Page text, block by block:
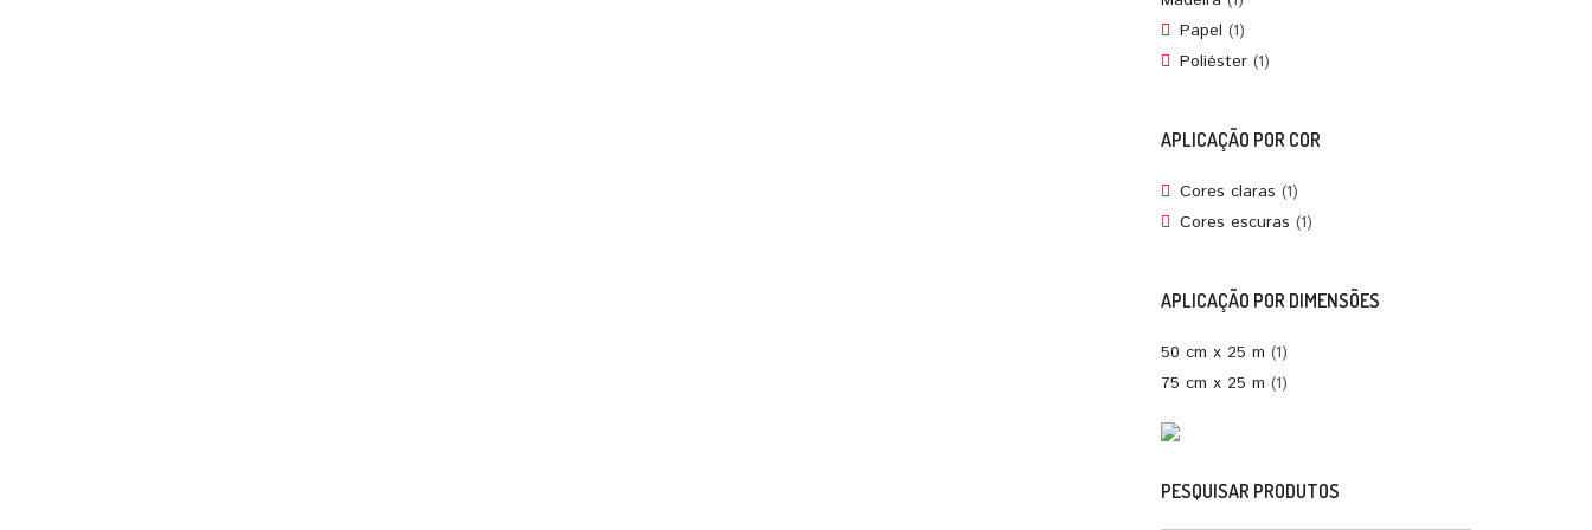
Papel (1)
Poliéster (1)
APLICAÇÃO POR COR
Cores claras (1)
Cores escuras (1)
APLICAÇÃO POR DIMENSÕES
50 cm x 25 m (1)
75 cm x 25 m (1)
PESQUISAR PRODUTOS